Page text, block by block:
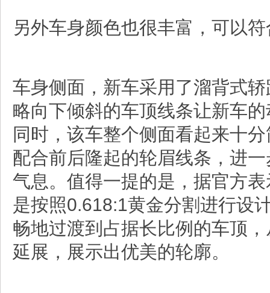
另外车身颜色也很丰富，可以
车身侧面，新车采用了溜背式
略向下倾斜的车顶线条让新车
同时，该车整个侧面看起来十
配合前后隆起的轮眉线条，进
气息。值得一提的是，据官方
是按照0.618:1黄金分割进行设
畅地过渡到占据长比例的车顶
延展，展示出优美的轮廓。